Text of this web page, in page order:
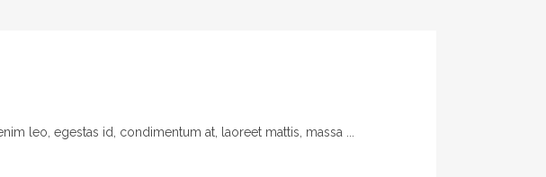
leo, egestas id, condimentum at, laoreet mattis, massa ...